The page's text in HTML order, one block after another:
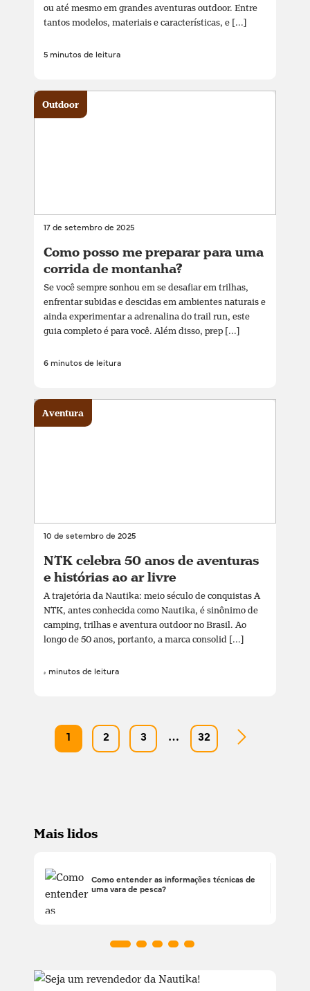
ou até mesmo em grandes aventuras outdoor. Entre
tantos modelos, materiais e características, e [...]
5 minutos de leitura
17 de setembro de 2025
Como posso me preparar para uma
corrida de montanha?
Se você sempre sonhou em se desafiar em trilhas,
enfrentar subidas e descidas em ambientes naturais e
ainda experimentar a adrenalina do trail run, este
guia completo é para você. Além disso, prep [...]
6 minutos de leitura
Outdoor
10 de setembro de 2025
NTK celebra 50 anos de aventuras
e histórias ao ar livre
A trajetória da Nautika: meio século de conquistas A
NTK, antes conhecida como Nautika, é sinônimo de
camping, trilhas e aventura outdoor no Brasil. Ao
longo de 50 anos, portanto, a marca consolid [...]
4 minutos de leitura
Aventura
2 3 … 32
Mais lidos
Como entender as informações técnicas de
uma vara de pesca?